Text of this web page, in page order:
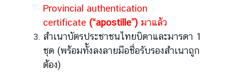
Provincial authentication
certificate (“apostille”) มาแล้ว
สำเนาบัตรประชาชนไทยบิดาและมารดา 1
ชุด (พร้อมทั้งลงลายมือชื่อรับรองสำเนาถูก
ต้อง)